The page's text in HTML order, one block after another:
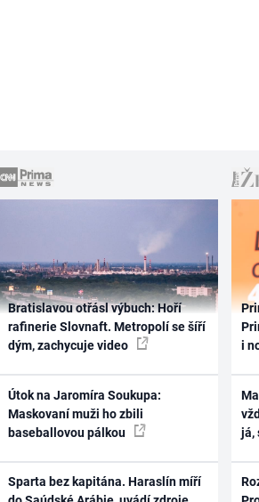
Bratislavou otřásl výbuch: Hoří
rafinerie Slovnaft. Metropolí se šíří
dým, zachycuje video
Útok na Jaromíra Soukupa:
Maskovaní muži ho zbili
baseballovou pálkou
Sparta bez kapitána. Haraslín míří
i
já,